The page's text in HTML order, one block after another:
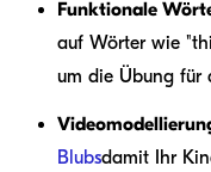
Funktionale
auf Wörter wie
um die Übung für
Blubsdamit Ihr